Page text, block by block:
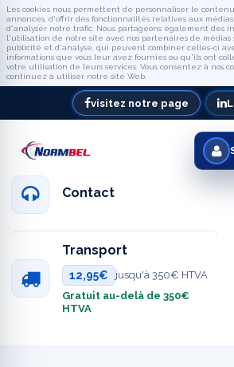
Les cookies nous permettent de personnaliser le
annonces, d'offrir des fonctionnalités relatives aux médias
d'analyser notre trafic. Nous partageons également des
l'utilisation de notre site avec nos partenaires de médias
publicité et d'analyse, qui peuvent combiner celles-ci
informations que vous leur avez fournies ou qu'ils ont
votre utilisation de leurs services. Vous consentez à nos
continuez à utiliser notre site Web.
visitez notre page
Contact
Transport
12,95€
jusqu'à 350€ HTVA
Gratuit au-delà de 350€
HTVA